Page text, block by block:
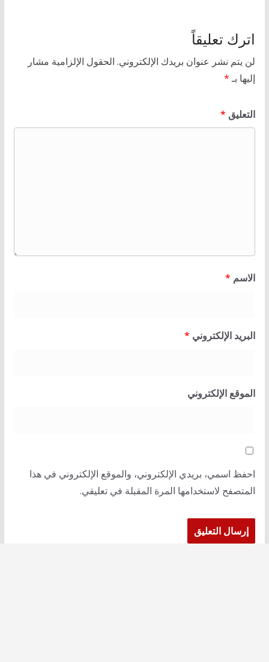
اترك تعليقاً
لن يتم نشر عنوان بريدك الإلكتروني. الحقول الإلزامية مشار
إليها بـ*
التعليق *
الاسم *
البريد الإلكتروني *
الموقع الإلكتروني
احفظ اسمي، بريدي الإلكتروني، والموقع الإلكتروني في هذا
المتصفح لاستخدامها المرة المقبلة في تعليقي.